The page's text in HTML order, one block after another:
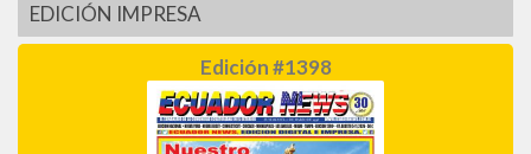
EDICIÓN IMPRESA
Edición #1398